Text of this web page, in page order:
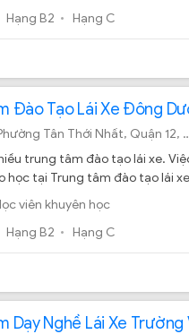
Hạng B2 Hạng C
Đào Tạo Lái Xe Đông
Toà nhà 67, Tân Thới Nhất 1,
trung tâm đào tạo lái xe.
học tại Trung tâm đào tạo lái
viên khuyên học
Hạng B2 Hạng C
Dạy Nghề Lái Xe Trường